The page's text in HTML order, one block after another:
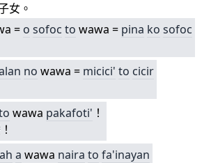
女。
= o sofoc to wawa = pina ko sofoc
no wawa = micici' to cicir
wawa pakafoti' ！
a wawa naira to fa'inayan